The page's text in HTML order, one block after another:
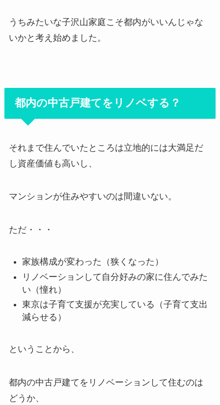
うちみたいな子沢山家庭こそ都内がいいんじゃな
いかと考え始めました。
都内の中古戸建てをリノベする？
それまで住んでいたところは立地的には大満足だ
し資産価値も高いし、
マンションが住みやすいのは間違いない。
ただ・・・
家族構成が変わった（狭くなった）
リノベーションして自分好みの家に住んでみた
い（憧れ）
東京は子育て支援が充実している（子育て支出
減らせる）
ということから、
都内の中古戸建てをリノベーションして住むのは
どうか、